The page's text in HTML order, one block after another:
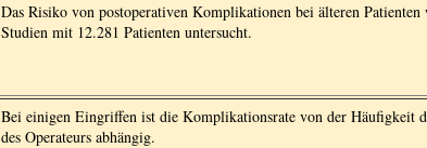
Das Risiko von postoperativen Komplikationen bei älteren
Studien mit 12.281 Patienten untersucht.
Bei einigen Eingriffen ist die Komplikationsrate von der Häufigkeit
des Operateurs abhängig.